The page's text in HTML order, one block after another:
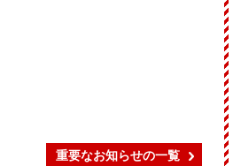
重要なお知らせの一覧